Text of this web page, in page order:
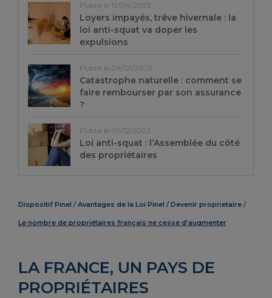
Dispositif Pinel Avantages de la Loi Pinel Devenir proprietaire
Le nombre de propriétaires français ne cesse d’augmenter
LA FRANCE, UN PAYS DE
PROPRIÉTAIRES
Publié le 12/04/2023
Loyers impayés, trêve hivernale : la
loi anti-squat va doper les
expulsions
Publié le 04/01/2023
Catastrophe naturelle : comment se
faire rembourser par son assurance
?
Publié le 09/12/2022
Loi anti-squat : l’Assemblée du côté
des propriétaires